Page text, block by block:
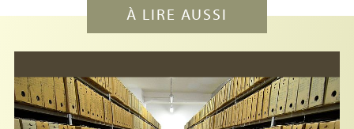
À LIRE AUSSI